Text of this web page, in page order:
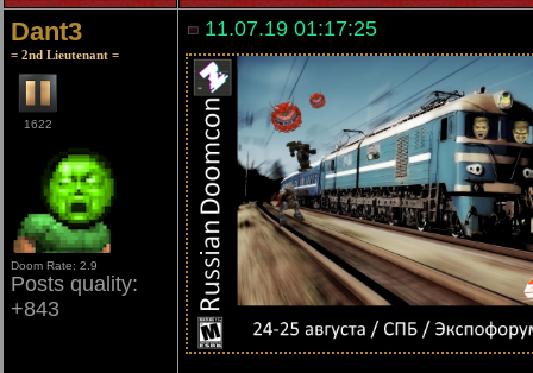
Dant3
= 2nd Lieutenant =
1622
Doom Rate: 2.9
Posts quality:
+843
11.07.19 01:17:25